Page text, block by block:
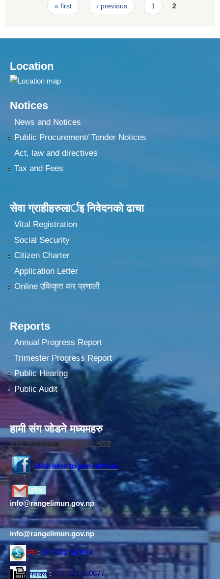
Pages« first ‹ previous 1 2
Location
Notices
News and Notices
Public Procurement/ Tender Notices
Act, law and directives
Tax and Fees
सेवा ग्राहीहरुलार्इ निवेदनकाे ढा‍चा
Vital Registration
Social Security
Citizen Charter
Application Letter
Online एकिकृत कर प्रणाली
Reports
Annual Progress Report
Trimester Progress Report
Public Hearing
Public Audit
हामी संग जोडने मध्यमहरु
रंगेली नगरपालिका कार्यलय,रंगेली -मोरङ
click here to join with us
इमेल:
info@rangelimun.gov.np
info@rangelimun.gov.np
फोन: 977-021 580674
फ्याक्स: 977-021 580677